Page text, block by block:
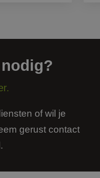
of wil je
gerust contact